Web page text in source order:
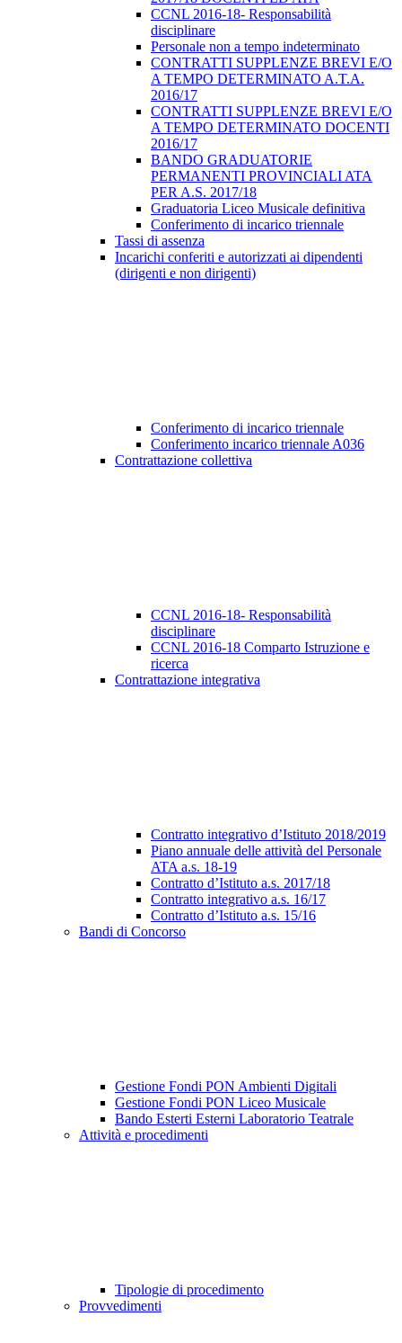
CCNL 2016-18- Responsabilità
disciplinare
Personale non a tempo indeterminato
CONTRATTI SUPPLENZE BREVI E/O
A TEMPO DETERMINATO A.T.A.
2016/17
CONTRATTI SUPPLENZE BREVI E/O
A TEMPO DETERMINATO DOCENTI
2016/17
BANDO GRADUATORIE
PERMANENTI PROVINCIALI ATA
PER A.S. 2017/18
Graduatoria Liceo Musicale definitiva
Conferimento di incarico triennale
Tassi di assenza
Incarichi conferiti e autorizzati ai dipendenti
(dirigenti e non dirigenti)
Conferimento di incarico triennale
Conferimento incarico triennale A036
Contrattazione collettiva
CCNL 2016-18- Responsabilità
disciplinare
CCNL 2016-18 Comparto Istruzione e
ricerca
Contrattazione integrativa
Contratto integrativo d’Istituto 2018/2019
Piano annuale delle attività del Personale
ATA a.s. 18-19
Contratto d’Istituto a.s. 2017/18
Contratto integrativo a.s. 16/17
Contratto d’Istituto a.s. 15/16
Bandi di Concorso
Gestione Fondi PON Ambienti Digitali
Gestione Fondi PON Liceo Musicale
Bando Esterti Esterni Laboratorio Teatrale
Attività e procedimenti
Tipologie di procedimento
Provvedimenti